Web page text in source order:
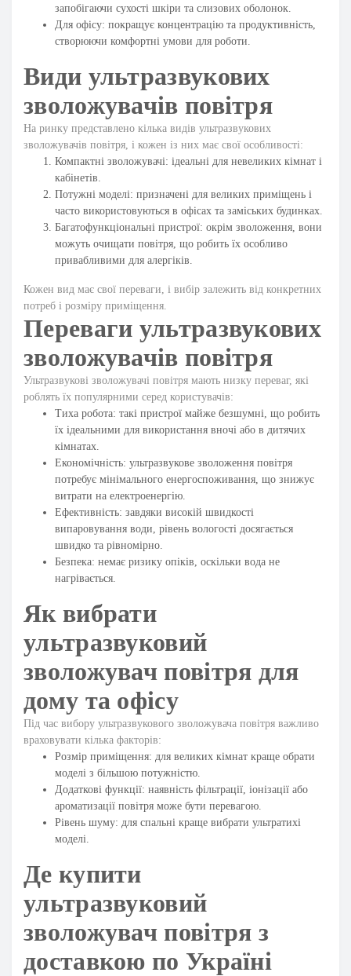
запобігаючи сухості шкіри та слизових оболонок.
Для офісу: покращує концентрацію та продуктивність,
створюючи комфортні умови для роботи.
Види ультразвукових
зволожувачів повітря
На ринку представлено кілька видів ультразвукових
зволожувачів повітря, і кожен із них має свої особливості:
Компактні зволожувачі: ідеальні для невеликих кімнат і
кабінетів.
Потужні моделі: призначені для великих приміщень і
часто використовуються в офісах та заміських будинках.
Багатофункціональні пристрої: окрім зволоження, вони
можуть очищати повітря, що робить їх особливо
привабливими для алергіків.
Кожен вид має свої переваги, і вибір залежить від конкретних
потреб і розміру приміщення.
Переваги ультразвукових
зволожувачів повітря
Ультразвукові зволожувачі повітря мають низку переваг, які
роблять їх популярними серед користувачів:
Тиха робота: такі пристрої майже безшумні, що робить
їх ідеальними для використання вночі або в дитячих
кімнатах.
Економічність: ультразвукове зволоження повітря
потребує мінімального енергоспоживання, що знижує
витрати на електроенергію.
Ефективність: завдяки високій швидкості
випаровування води, рівень вологості досягається
швидко та рівномірно.
Безпека: немає ризику опіків, оскільки вода не
нагрівається.
Як вибрати
ультразвуковий
зволожувач повітря для
дому та офісу
Під час вибору ультразвукового зволожувача повітря важливо
враховувати кілька факторів:
Розмір приміщення: для великих кімнат краще обрати
моделі з більшою потужністю.
Додаткові функції: наявність фільтрації, іонізації або
ароматизації повітря може бути перевагою.
Рівень шуму: для спальні краще вибрати ультратихі
моделі.
Де купити
ультразвуковий
зволожувач повітря з
доставкою по Україні